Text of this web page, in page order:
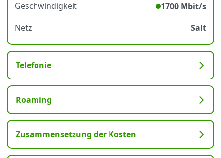
Geschwindigkeit
1700 Mbit/s
Netz
Salt
Telefonie
Roaming
Zusammensetzung der Kosten